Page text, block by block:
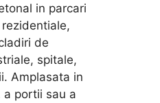
in parcari
de
spitale,
Amplasata in
a portii sau a